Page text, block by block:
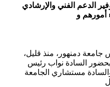
الدعم الفني والإرشادي
أمورهم و
جامعة دمنهور، منذ قليل،
بحضور السادة نواب رئيس
والسادة مستشاري الجامعة